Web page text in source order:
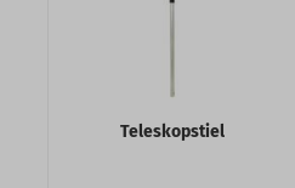
Teleskopstiel